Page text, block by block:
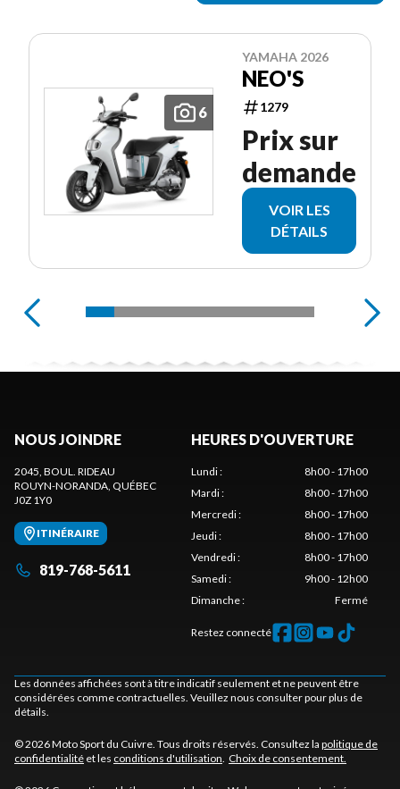
6
YAMAHA 2026
NEO'S
1279
Prix sur
demande
VOIR LES
DÉTAILS
NOUS JOINDRE
2045, BOUL. RIDEAU
ROUYN-NORANDA, QUÉBEC
J0Z 1Y0
ITINÉRAIRE
819-768-5611
HEURES D'OUVERTURE
Lundi:
8h00 - 17h00
Mardi:
8h00 - 17h00
Mercredi:
8h00 - 17h00
Jeudi:
8h00 - 17h00
Vendredi:
8h00 - 17h00
Samedi:
9h00 - 12h00
Dimanche: Fermé
Restez connecté
Les données affichées sont à titre indicatif seulement et ne peuvent être
considérées comme contractuelles. Veuillez nous consulter pour plus de
détails.
© 2026 Moto Sport du Cuivre. Tous droits réservés. Consultez la politique de
confidentialité et les conditions d'utilisation. Choix de consentement.